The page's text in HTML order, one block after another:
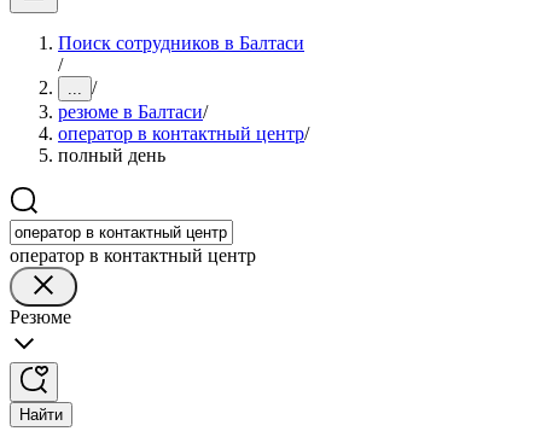
Поиск сотрудников в Балтаси
/
... /
резюме в Балтаси/
оператор в контактный центр/
полный день
оператор в контактный центр
Резюме
Найти